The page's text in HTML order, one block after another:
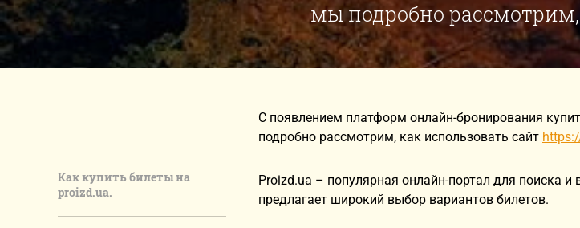
мы подробно рассмотрим,
Как купить билеты на
proizd.ua.
С появлением платформ онлайн-бронирования
подробно рассмотрим, как использовать сайт
Proizd.ua – популярная онлайн-портал для поиска
предлагает широкий выбор вариантов билетов.